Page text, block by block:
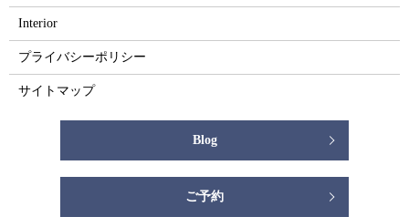
Interior
プライバシーポリシー
サイトマップ
Blog
ご予約